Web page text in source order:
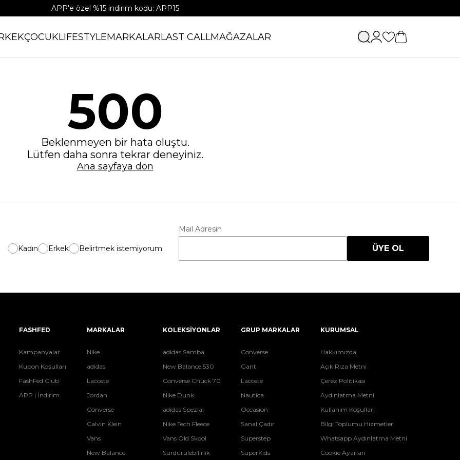
APP'e özel %15 indirim kodu: APP15
ÇOCUKLIFESTYLEMARKALARLAST CALLMAĞAZALAR
500
Beklenmeyen bir hata oluştu.
Lütfen daha sonra tekrar deneyiniz.
Ana sayfaya dön
Kadın Erkek Belirtmek istemiyorum
Mail Adresin
ÜYE OL
FASHFED
Kampanyalar
Kupon Koşulları
FashFed Club
APP | İndirim
MARKALAR
Nike
adidas
Lacoste
Jordan
Converse
Calvin Klein
Vans
New Balance
KOLEKSİYONLAR
adidas Samba
New Balance 530
Converse Chuck 70
Nike Dunk
adidas Spezial
Nike Tech Fleece
Vans Old Skool
Sürdürülebilirlik
GRUP MARKALAR
Converse
Gant
Lacoste
Nautica
Occasion
Sanal Çadır
Superstep
SuperKids
KURUMSAL
Hakkımızda
Açık Rıza Metni
Çerez Politikası
Aydınlatma Metni
Kullanım Koşulları
Bilgi Toplumu Hizmetleri
Whatsapp Aydınlatma Metni
Cookie Ayarları